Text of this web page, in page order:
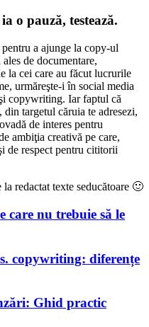
o pauză, testează.
a ajunge la copy-ul
de documentare,
la cei care au făcut lucrurile
urmăreşte-i în social media
copywriting. Iar faptul că
targetul căruia te adresezi,
de interes pentru
ambiţia creativă pe care,
de respect pentru cititorii
redactat texte seducătoare 🙂
nu trebuie să le
copywriting: diferențe
Ghid practic